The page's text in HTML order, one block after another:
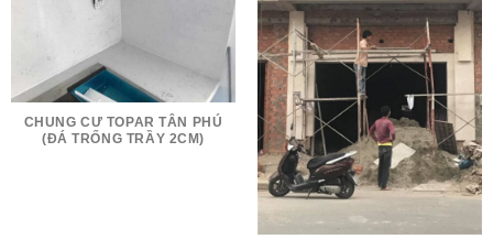
CHUNG CƯ TOPAR TÂN PHÚ
(ĐÁ TRỐNG TRẦY 2CM)